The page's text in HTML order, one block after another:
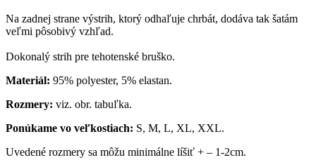
Na zadnej strane výstrih, ktorý odhaľuje chrbát, dodáva tak šatám
veľmi pôsobivý vzhľad.
Dokonalý strih pre tehotenské bruško.
Materiál: 95% polyester, 5% elastan.
Rozmery: viz. obr. tabuľka.
Ponúkame vo veľkostiach: S, M, L, XL, XXL.
Uvedené rozmery sa môžu minimálne líšiť + – 1-2cm.